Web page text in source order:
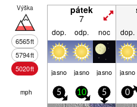
Výška
6565ft
5794ft
5020ft
pátek
7
dop. odp. noc dop.
jasno jasno jasno jasno
mph 5 10 5 0